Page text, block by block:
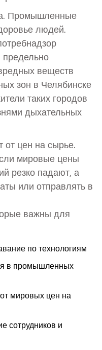
Промышленные
людей.
веществ
зон в Челябинске
таких городов
дыхательных
от цен на сырье.
мировые цены
резко падают, а
или отправлять в
важны для
по технологиям
в промышленных
мировых цен на
сотрудников и